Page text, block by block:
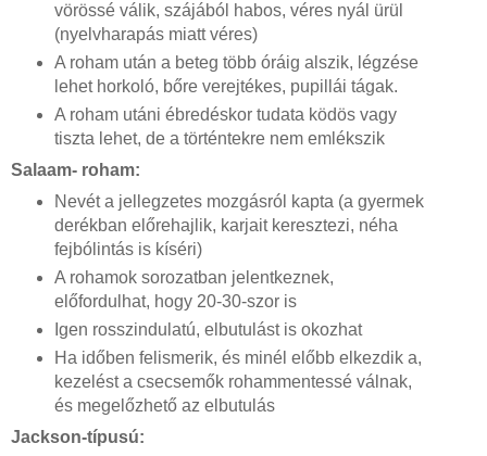
vörössé válik, szájából habos, véres nyál ürül
(nyelvharapás miatt véres)
A roham után a beteg több óráig alszik, légzése
lehet horkoló, bőre verejtékes, pupillái tágak.
A roham utáni ébredéskor tudata ködös vagy
tiszta lehet, de a történtekre nem emlékszik
Salaam- roham:
Nevét a jellegzetes mozgásról kapta (a gyermek
derékban előrehajlik, karjait keresztezi, néha
fejbólintás is kíséri)
A rohamok sorozatban jelentkeznek,
előfordulhat, hogy 20-30-szor is
Igen rosszindulatú, elbutulást is okozhat
Ha időben felismerik, és minél előbb elkezdik a,
kezelést a csecsemők rohammentessé válnak,
és megelőzhető az elbutulás
Jackson-típusú: